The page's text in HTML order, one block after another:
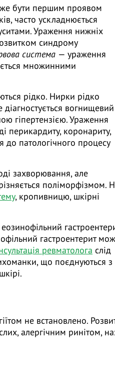
бути першим проявом
часто ускладнюється
Ураження нижніх
синдрому
система — ураження
множинними
рідко. Нирки рідко
вогнищевий
гіпертензією. Ураження
перикардиту, коронариту,
до патологічного процесу
захворювання, але
поліморфізмом.
, кропивницю, шкірні
гастроентерит
ревматолога слід
що
не встановлено.
алергічним ринітом,